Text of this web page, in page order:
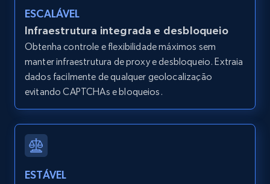
Search by parameters on zillow and use the
Zpid, City, State, HomeStatus, Address,
IsCurrentSignedInAgentResponsible, Bedrooms,
and more.
LinkedIn posts
ESCALÁVEL
Infraestrutura integrada e desbloqueio
Obtenha controle e flexibilidade máximos sem
manter infraestrutura de proxy e desbloqueio. Extraia
dados facilmente de qualquer geolocalização
evitando CAPTCHAs e bloqueios.
ESTÁVEL